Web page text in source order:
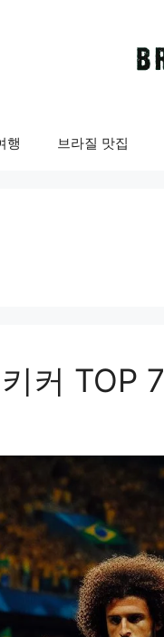
행 브라질 맛집
커 TOP 7